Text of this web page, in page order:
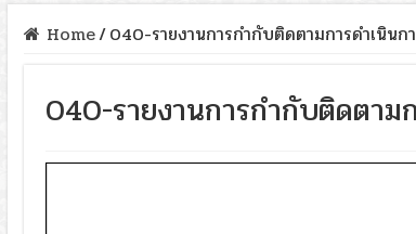
Home/040-รายงานการกำกับติดตามการดำเนิน
040-รายงานการกำกับติดตาม